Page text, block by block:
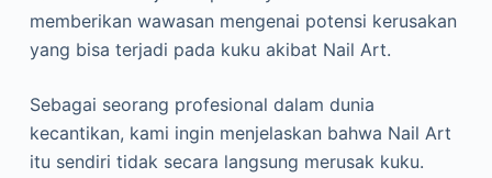
memberikan wawasan mengenai potensi kerusakan
yang bisa terjadi pada kuku akibat Nail Art.
Sebagai seorang profesional dalam dunia
kecantikan, kami ingin menjelaskan bahwa Nail Art
itu sendiri tidak secara langsung merusak kuku.